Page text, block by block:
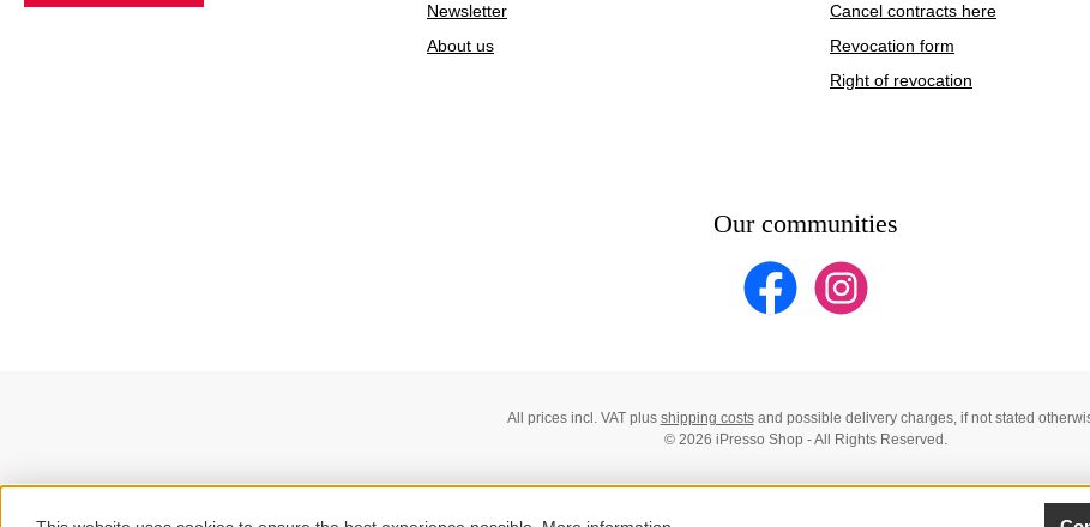
Newsletter
About us
Cancel contracts here
Revocation form
Right of revocation
Our communities
Facebook Instagram
All prices incl. VAT plus shipping costsand possible delivery charges, if not stated
© 2026 iPresso Shop - All Rights Reserved.